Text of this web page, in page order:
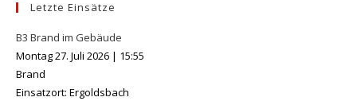
Letzte Einsätze
B3 Brand im Gebäude
Montag 27. Juli 2026 | 15:55
Brand
Einsatzort: Ergoldsbach